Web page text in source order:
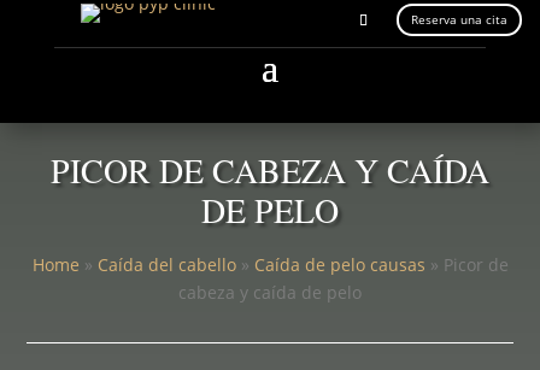
Reserva una cita
PICOR DE CABEZA Y CAÍDA
DE PELO
Home » Caída del cabello» Caída de pelo causas » Picor de
cabeza y caída de pelo